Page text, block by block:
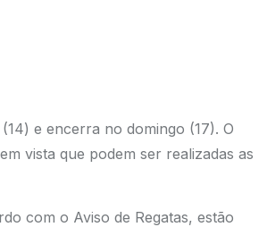
e encerra no domingo (17). O
vista que podem ser realizadas as
com o Aviso de Regatas, estão